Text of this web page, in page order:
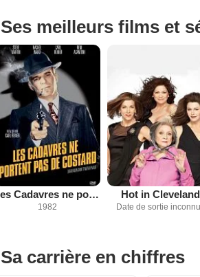
Ses meilleurs films et
Les Cadavres ne portent pas de costard
1982
Hot in Cleveland
Date de sortie
Sa carrière en chiffres